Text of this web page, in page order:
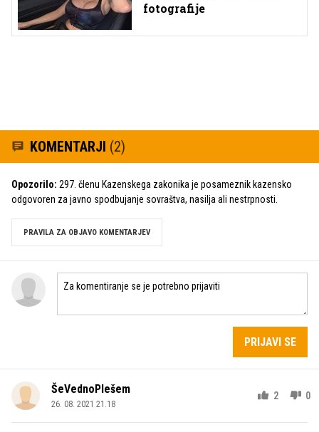
fotografije
KOMENTARJI (2)
Opozorilo: 297. členu Kazenskega zakonika je posameznik kazensko
odgovoren za javno spodbujanje sovraštva, nasilja ali nestrpnosti.
PRAVILA ZA OBJAVO KOMENTARJEV
PRIJAVI SE
ŠeVednoPlešem
26. 08. 2021 21.18
2 0